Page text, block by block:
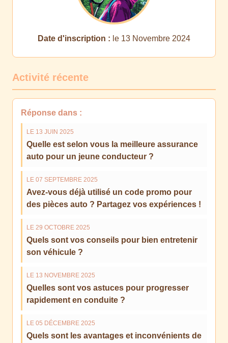
Date d'inscription : le 13 Novembre 2024
Activité récente
Réponse dans :
LE 13 JUIN 2025
Quelle est selon vous la meilleure assurance
auto pour un jeune conducteur ?
LE 07 SEPTEMBRE 2025
Avez-vous déjà utilisé un code promo pour
des pièces auto ? Partagez vos expériences !
LE 29 OCTOBRE 2025
Quels sont vos conseils pour bien entretenir
son véhicule ?
LE 13 NOVEMBRE 2025
Quelles sont vos astuces pour progresser
rapidement en conduite ?
LE 05 DÉCEMBRE 2025
Quels sont les avantages et inconvénients de